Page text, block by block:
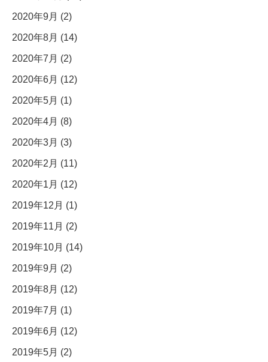
2020年9月 (2)
2020年8月 (14)
2020年7月 (2)
2020年6月 (12)
2020年5月 (1)
2020年4月 (8)
2020年3月 (3)
2020年2月 (11)
2020年1月 (12)
2019年12月 (1)
2019年11月 (2)
2019年10月 (14)
2019年9月 (2)
2019年8月 (12)
2019年7月 (1)
2019年6月 (12)
2019年5月 (2)